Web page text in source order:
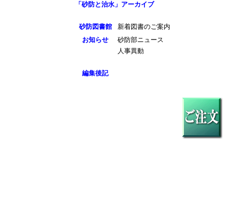
「砂防と治水」アーカイブ
砂防図書館
新着図書のご案内
お知らせ
砂防部ニュース
人事異動
編集後記